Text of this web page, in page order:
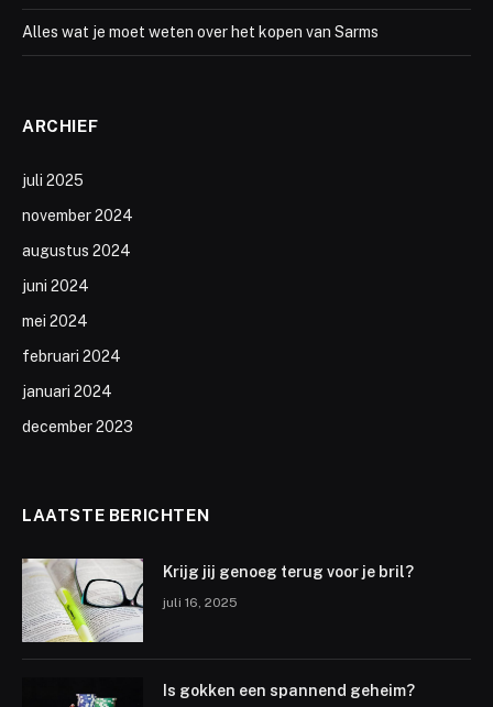
Alles wat je moet weten over het kopen van Sarms
ARCHIEF
juli 2025
november 2024
augustus 2024
juni 2024
mei 2024
februari 2024
januari 2024
december 2023
LAATSTE BERICHTEN
Krijg jij genoeg terug voor je bril?
juli 16, 2025
Is gokken een spannend geheim?